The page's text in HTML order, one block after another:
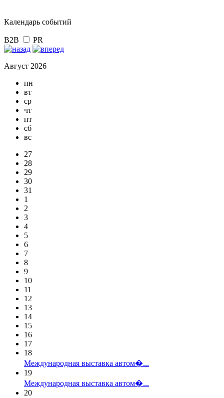
Календарь событий
B2B PR
Август 2026
пн
вт
ср
чт
пт
сб
вс
27
28
29
30
31
1
2
3
4
5
6
7
8
9
10
11
12
13
14
15
16
17
18
Международная выставка автом�...
19
Международная выставка автом�...
20